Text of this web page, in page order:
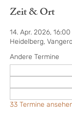
Zeit & Ort
14. Apr. 2026,
Heidelberg,
Andere Termine
33 Termine